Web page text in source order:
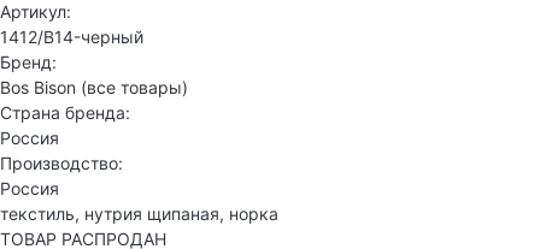
Артикул:
1412/B14-черный
Бренд:
Bos Bison (все товары)
Страна бренда:
Россия
Производство:
Россия
текстиль, нутрия щипаная, норка
ТОВАР РАСПРОДАН